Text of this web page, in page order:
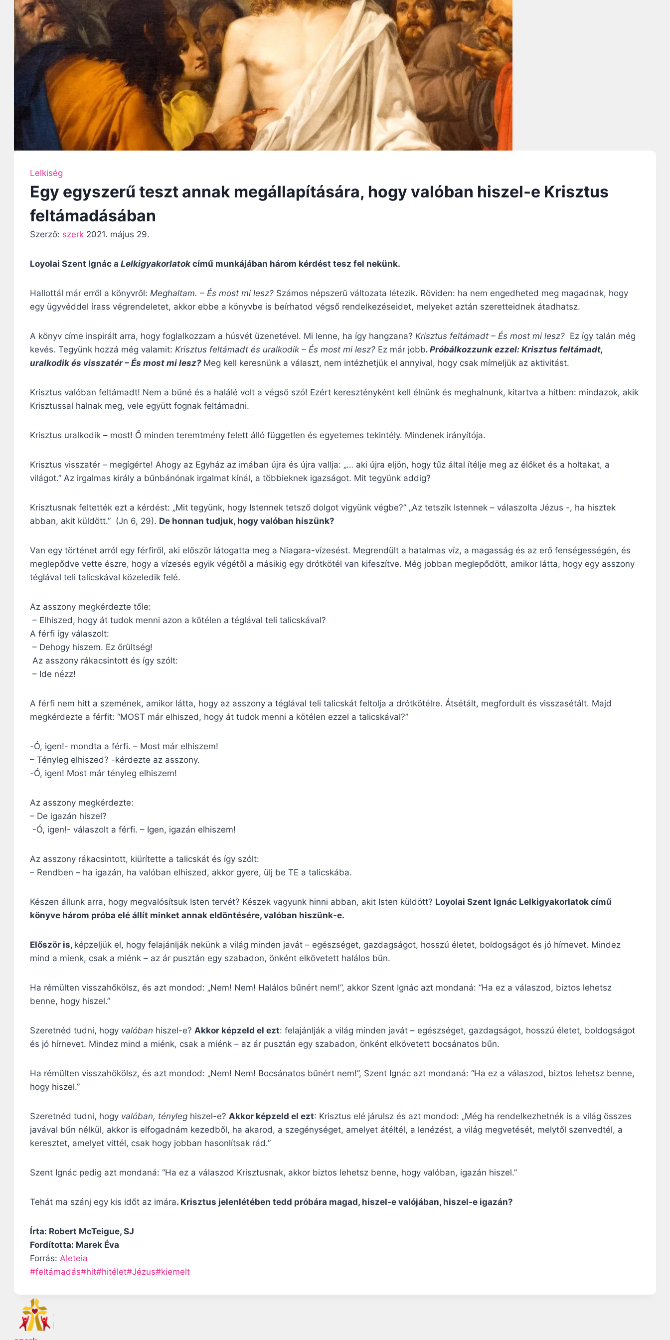
Lelkiség
Egy egyszerű teszt annak megállapítására, hogy valóban hiszel-e Krisztus
feltámadásában
Szerző: szerk 2021. május 29.
Loyolai Szent Ignác a Lelkigyakorlatok című munkájában három kérdést tesz fel nekünk.
Hallottál már erről a könyvről: Meghaltam. – És most mi lesz? Számos népszerű változata létezik. Röviden: ha nem engedheted meg magadnak, hogy
egy ügyvéddel írass végrendeletet, akkor ebbe a könyvbe is beírhatod végső rendelkezéseidet, melyeket aztán szeretteidnek átadhatsz.
A könyv címe inspirált arra, hogy foglalkozzam a húsvét üzenetével. Mi lenne, ha így hangzana? Krisztus feltámadt – És most mi lesz? Ez így talán még
kevés. Tegyünk hozzá még valamit: Krisztus feltámadt és uralkodik – És most mi lesz? Ez már jobb. Próbálkozzunk ezzel: Krisztus feltámadt,
uralkodik és visszatér – És most mi lesz? Meg kell keresnünk a választ, nem intézhetjük el annyival, hogy csak mímeljük az aktivitást.
Krisztus valóban feltámadt! Nem a bűné és a halálé volt a végső szó! Ezért keresztényként kell élnünk és meghalnunk, kitartva a hitben: mindazok, akik
Krisztussal halnak meg, vele együtt fognak feltámadni.
Krisztus uralkodik – most! Ő minden teremtmény felett álló független és egyetemes tekintély. Mindenek irányítója.
Krisztus visszatér – megígérte! Ahogy az Egyház az imában újra és újra vallja: „… aki újra eljön, hogy tűz által ítélje meg az élőket és a holtakat, a
világot.” Az irgalmas király a bűnbánónak irgalmat kínál, a többieknek igazságot. Mit tegyünk addig?
Krisztusnak feltették ezt a kérdést: „Mit tegyünk, hogy Istennek tetsző dolgot vigyünk végbe?” „Az tetszik Istennek – válaszolta Jézus -, ha hisztek
abban, akit küldött.” (Jn 6, 29). De honnan tudjuk, hogy valóban hiszünk?
Van egy történet arról egy férfiről, aki először látogatta meg a Niagara-vízesést. Megrendült a hatalmas víz, a magasság és az erő fenségességén, és
meglepődve vette észre, hogy a vízesés egyik végétől a másikig egy drótkötél van kifeszítve. Még jobban meglepődött, amikor látta, hogy egy asszony
téglával teli talicskával közeledik felé.
Az asszony megkérdezte tőle:
– Elhiszed, hogy át tudok menni azon a kötélen a téglával teli talicskával?
A férfi így válaszolt:
– Dehogy hiszem. Ez őrültség!
Az asszony rákacsintott és így szólt:
– Ide nézz!
A férfi nem hitt a szemének, amikor látta, hogy az asszony a téglával teli talicskát feltolja a drótkötélre. Átsétált, megfordult és visszasétált. Majd
megkérdezte a férfit: “MOST már elhiszed, hogy át tudok menni a kötélen ezzel a talicskával?”
-Ó, igen!- mondta a férfi. – Most már elhiszem!
– Tényleg elhiszed? -kérdezte az asszony.
-Ó, igen! Most már tényleg elhiszem!
Az asszony megkérdezte:
– De igazán hiszel?
-Ó, igen!- válaszolt a férfi. – Igen, igazán elhiszem!
Az asszony rákacsintott, kiürítette a talicskát és így szólt:
– Rendben – ha igazán, ha valóban elhiszed, akkor gyere, ülj be TE a talicskába.
Készen állunk arra, hogy megvalósítsuk Isten tervét? Készek vagyunk hinni abban, akit Isten küldött? Loyolai Szent Ignác Lelkigyakorlatok című
könyve három próba elé állít minket annak eldöntésére, valóban hiszünk-e.
Először is, képzeljük el, hogy felajánlják nekünk a világ minden javát – egészséget, gazdagságot, hosszú életet, boldogságot és jó hírnevet. Mindez
mind a mienk, csak a miénk – az ár pusztán egy szabadon, önként elkövetett halálos bűn.
Ha rémülten visszahőkölsz, és azt mondod: „Nem! Nem! Halálos bűnért nem!”, akkor Szent Ignác azt mondaná: “Ha ez a válaszod, biztos lehetsz
benne, hogy hiszel.”
Szeretnéd tudni, hogy valóban hiszel-e? Akkor képzeld el ezt: felajánlják a világ minden javát – egészséget, gazdagságot, hosszú életet, boldogságot
és jó hírnevet. Mindez mind a miénk, csak a miénk – az ár pusztán egy szabadon, önként elkövetett bocsánatos bűn.
Ha rémülten visszahőkölsz, és azt mondod: „Nem! Nem! Bocsánatos bűnért nem!”, Szent Ignác azt mondaná: “Ha ez a válaszod, biztos lehetsz benne,
hogy hiszel.”
Szeretnéd tudni, hogy valóban, tényleg hiszel-e? Akkor képzeld el ezt: Krisztus elé járulsz és azt mondod: „Még ha rendelkezhetnék is a világ összes
javával bűn nélkül, akkor is elfogadnám kezedből, ha akarod, a szegénységet, amelyet átéltél, a lenézést, a világ megvetését, melytől szenvedtél, a
keresztet, amelyet vittél, csak hogy jobban hasonlítsak rád.”
Szent Ignác pedig azt mondaná: “Ha ez a válaszod Krisztusnak, akkor biztos lehetsz benne, hogy valóban, igazán hiszel.”
Tehát ma szánj egy kis időt az imára. Krisztus jelenlétében tedd próbára magad, hiszel-e valójában, hiszel-e igazán?
Írta: Robert McTeigue, SJ
Fordította: Marek Éva
Forrás: Aleteia
P
s
t
T
#feltámadás#hit#hitélet#Jézus#kiemelt